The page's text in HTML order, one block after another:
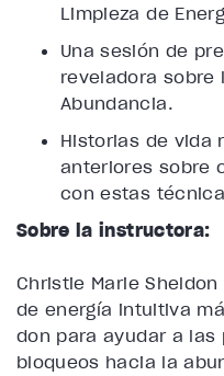
Limpieza de
Una sesión de
reveladora sobre
Abundancia.
Historias de vida
anteriores sobre
con estas
Sobre la instructora:
Christie Marie
de energía intuitiva
don para ayudar a las
bloqueos hacia la